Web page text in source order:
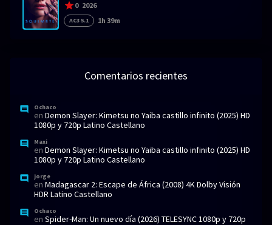
0 2026
AC3 5.1 1h 39m
Comentarios recientes
Ochaco
en Demon Slayer: Kimetsu no Yaiba castillo infinito (2025) HD
1080p y 720p Latino Castellano
Maxi
en Demon Slayer: Kimetsu no Yaiba castillo infinito (2025) HD
1080p y 720p Latino Castellano
jorge
en Madagascar 2: Escape de África (2008) 4K Dolby Visión
HDR Latino Castellano
Ochaco
en Spider-Man: Un nuevo día (2026) TELESYNC 1080p y 720p